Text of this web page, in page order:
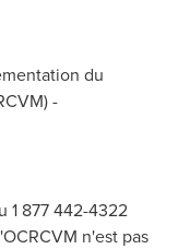
du
-
1 877 442-4322
n'est pas